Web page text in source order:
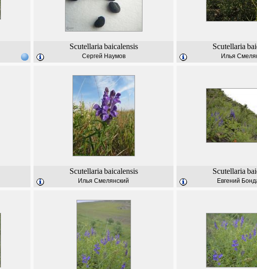
Scutellaria baicalensis
Сергей Наумов
Scutellaria
Илья
Scutellaria baicalensis
Илья Смелянский
Scutellaria
Евгений